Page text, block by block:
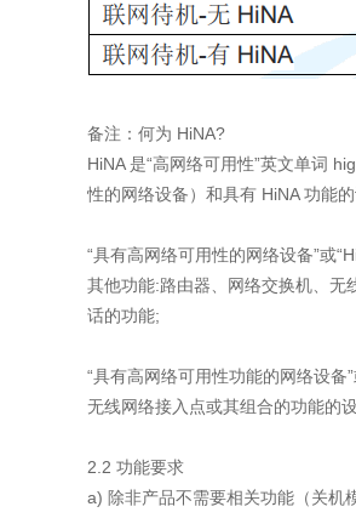
备注：何为 HiNA?
HiNA 是“高网络可用性”英文单词
性的网络设备）和具有 HiNA 功能
“具有高网络可用性的网络设备”或
其他功能:路由器、网络交换机、无
话的功能;
“具有高网络可用性功能的网络设备
无线网络接入点或其组合的功能的
2.2 功能要求
a) 除非产品不需要相关功能（关机